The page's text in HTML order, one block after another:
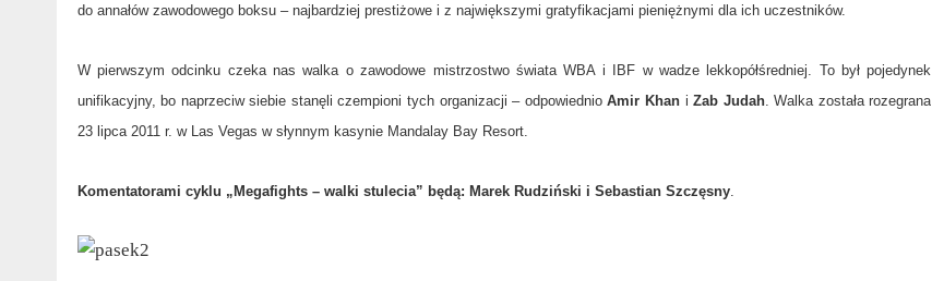
do annałów zawodowego boksu – najbardziej prestiżowe i z największymi gratyfikacjami pieniężnymi dla ich uczestników.
W pierwszym odcinku czeka nas walka o zawodowe mistrzostwo świata WBA i IBF w wadze lekkopółśredniej. To był pojedynek
unifikacyjny, bo naprzeciw siebie stanęli czempioni tych organizacji – odpowiednioAmir KhaniZab Judah. Walka została rozegrana
23 lipca 2011 r. w Las Vegas w słynnym kasynie Mandalay Bay Resort.
Komentatorami cyklu „Megafights – walki stulecia” będą: Marek Rudziński i Sebastian Szczęsny.